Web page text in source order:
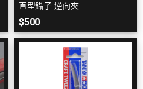
直型鑷子 逆向夾
$500